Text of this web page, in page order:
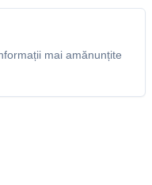
mai amănunțite